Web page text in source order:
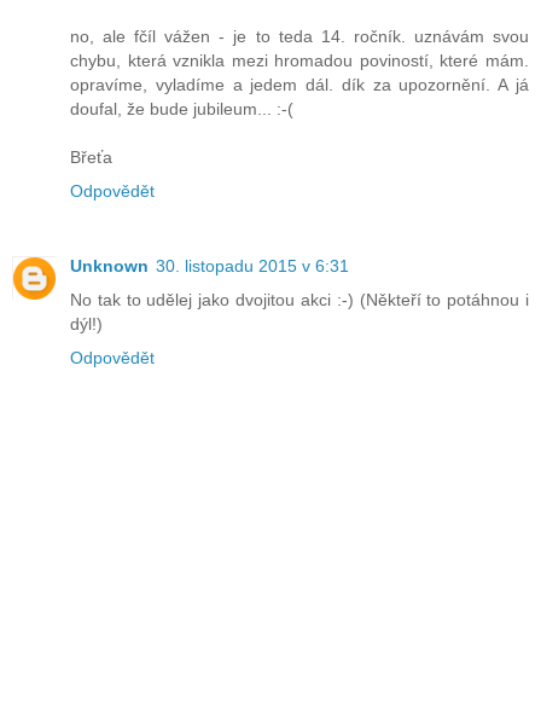
no, ale fčíl vážen - je to teda 14. ročník. uznávám svou
chybu, která vznikla mezi hromadou poviností, které mám.
opravíme, vyladíme a jedem dál. dík za upozornění. A já
doufal, že bude jubileum... :-(
Břeťa
Odpovědět
Unknown 30. listopadu 2015 v 6:31
No tak to udělej jako dvojitou akci :-) (Někteří to potáhnou i
dýl!)
Odpovědět